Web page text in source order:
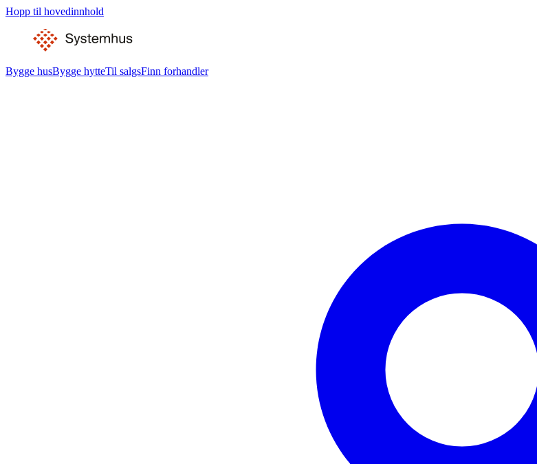
Hopp til hovedinnhold
Bygge husBygge hytteTil salgsFinn forhandler